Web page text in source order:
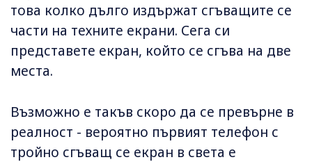
това колко дълго издържат сгъващите се
части на техните екрани. Сега си
представете екран, който се сгъва на две
места.
Възможно е такъв скоро да се превърне в
реалност - вероятно първият телефон с
тройно сгъващ се екран в света е